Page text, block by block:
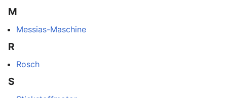
M
Messias-Maschine
R
Rosch
S